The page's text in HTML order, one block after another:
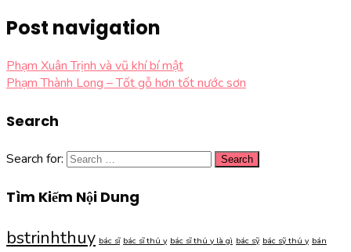
Post navigation
Phạm Xuân Trịnh và vũ khí bí mật
Phạm Thành Long – Tốt gỗ hơn tốt nước sơn
Search
Search for:
Tìm Kiếm Nội Dung
bstrinhthuy bác sĩ bác sĩ thú y bác sĩ thú y là gì bác sỹ bác sỹ thú y bán